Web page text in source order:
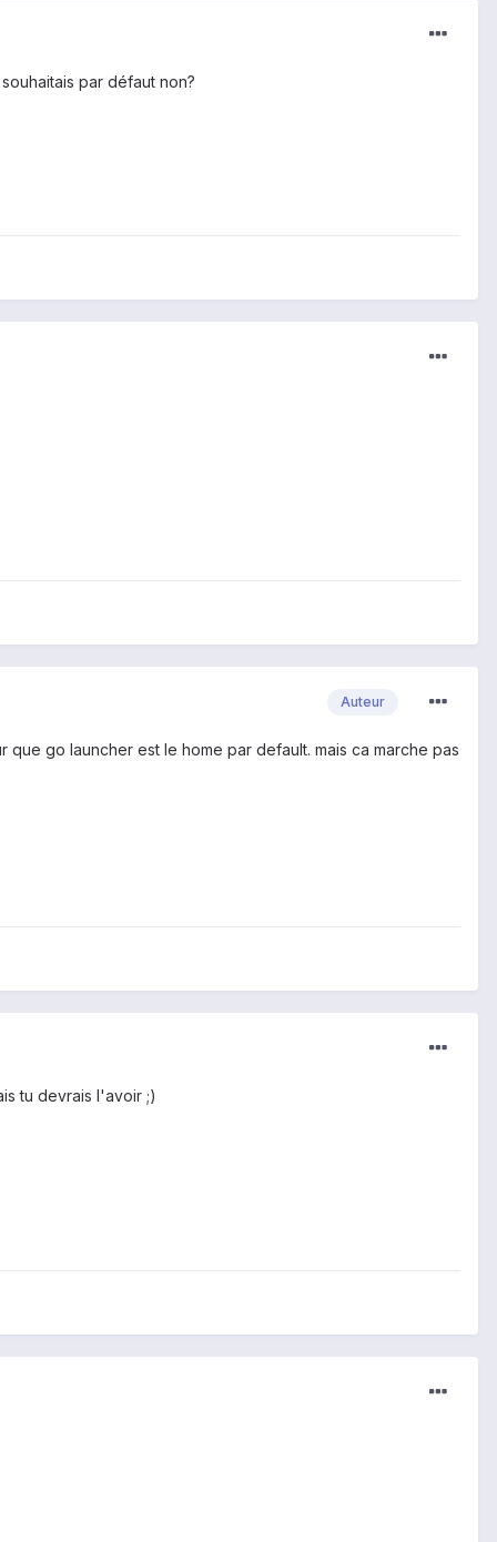
par défaut non?
Auteur
go launcher est le home par default. mais ca marche pas
tu devrais l'avoir ;)